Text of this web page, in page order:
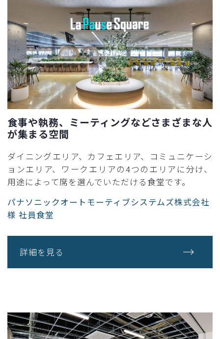
食事や執務、ミーティングなどさまざまな人
が集まる空間​
ダイニングエリア、カフェエリア、コミュニケーシ
ョンエリア、ワークエリアの4つのエリアに分け、
用途によって席を選んでいただける食堂です。​
パナソニックオートモーティブシステムズ株式会社
様 社員食堂
詳細を見る